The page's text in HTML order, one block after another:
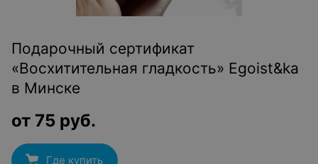
Подарочный сертификат
«Восхитительная гладкость» Egoist&ka
в Минске
от 75 руб.
Где купить